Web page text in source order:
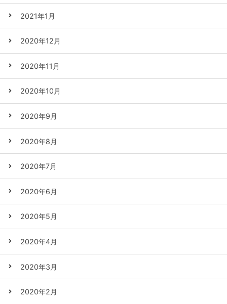
2021年1月
2020年12月
2020年11月
2020年10月
2020年9月
2020年8月
2020年7月
2020年6月
2020年5月
2020年4月
2020年3月
2020年2月